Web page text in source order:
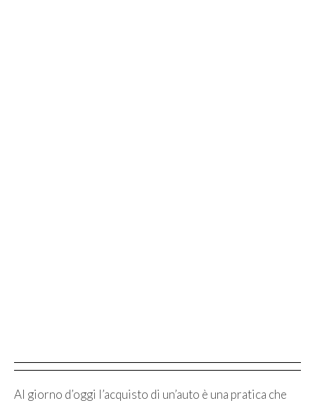
Al giorno d’oggi l’acquisto di un’auto è una pratica che